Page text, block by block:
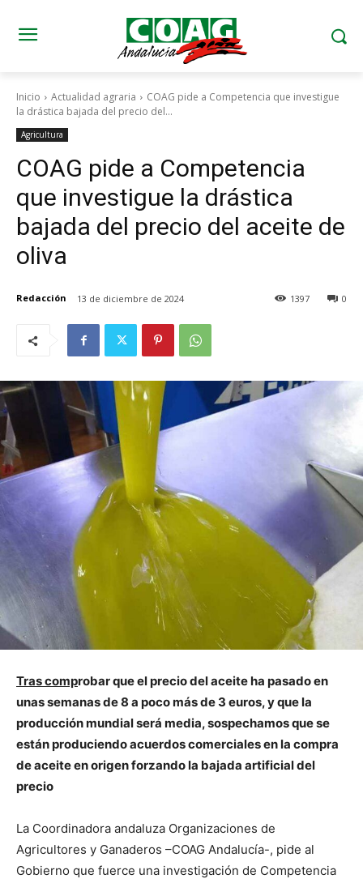
Inicio Actualidad agraria
COAG pide a Competencia que investigue
la drástica bajada del precio del...
Agricultura
COAG pide a Competencia
que investigue la drástica
bajada del precio del aceite de
oliva
Redacción 13 de diciembre de 2024 0
1397
Tras comprobar que el precio del aceite ha pasado en
unas semanas de 8 a poco más de 3 euros, y que la
producción mundial será media, sospechamos que se
están produciendo acuerdos comerciales en la compra
de aceite en origen forzando la bajada artificial del
precio
La Coordinadora andaluza Organizaciones de
Agricultores y Ganaderos –COAG Andalucía-, pide al
Gobierno que fuerce una investigación de Competencia